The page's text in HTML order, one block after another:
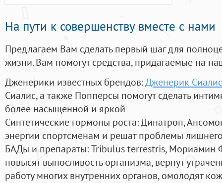
На пути к совершенству вместе с нами
Предлагаем Вам сделать первый шаг для
жизни. Вам помогут средства, придагаемые на
Дженерики известных брендов:Дженерик
Сиалис, а также Попперсы помогут сделать
более насыщенной и яркой
Синтетические гормоны роста: Динатроп,
энергии спортсменам и решат проблемы
БАДы и препараты:Tribulus terrestris, Мориамин
повысят выносливость организма, вернут
работу многих внутренних органов, омолодят